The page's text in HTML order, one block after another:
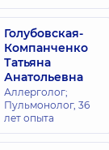
Голубовская-
Компанченко
Татьяна
Анатольевна
Аллерголог;
Пульмонолог, 36
лет опыта